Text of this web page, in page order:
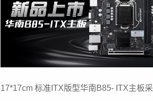
17*17cm 标准ITX版型华南B85- ITX主板采